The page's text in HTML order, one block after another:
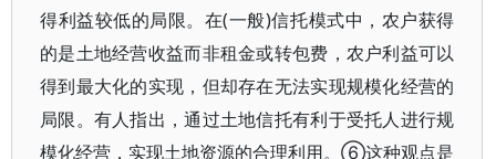
得利益较低的局限。在(一般)信托模式中，农户获得
的是土地经营收益而非租金或转包费，农户利益可以
得到最大化的实现，但却存在无法实现规模化经营的
局限。有人指出，通过土地信托有利于受托人进行规
模化经营，实现土地资源的合理利用。⑥这种观点是